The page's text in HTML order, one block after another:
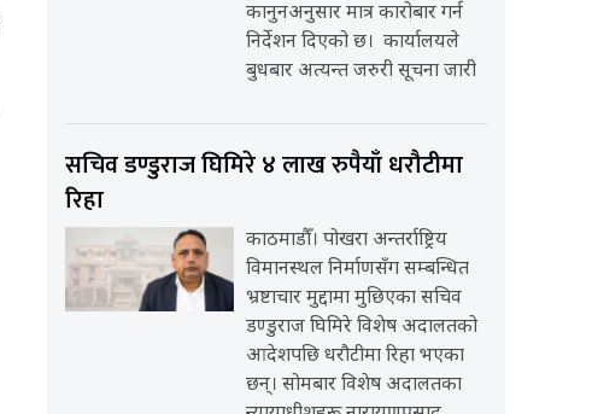
कानुनअनुसार मात्र कारोबार गर्न
निर्देशन दिएको छ। कार्यालयले
बुधबार अत्यन्त जरुरी सूचना जारी
सचिव डण्डुराज घिमिरे ४ लाख रुपैयाँ धरौटीमा
रिहा
काठमाडौँ। पोखरा अन्तर्राष्ट्रिय
विमानस्थल निर्माणसँग सम्बन्धित
भ्रष्टाचार मुद्दामा मुछिएका सचिव
डण्डुराज घिमिरे विशेष अदालतको
आदेशपछि धरौटीमा रिहा भएका
छन्। सोमबार विशेष अदालतका